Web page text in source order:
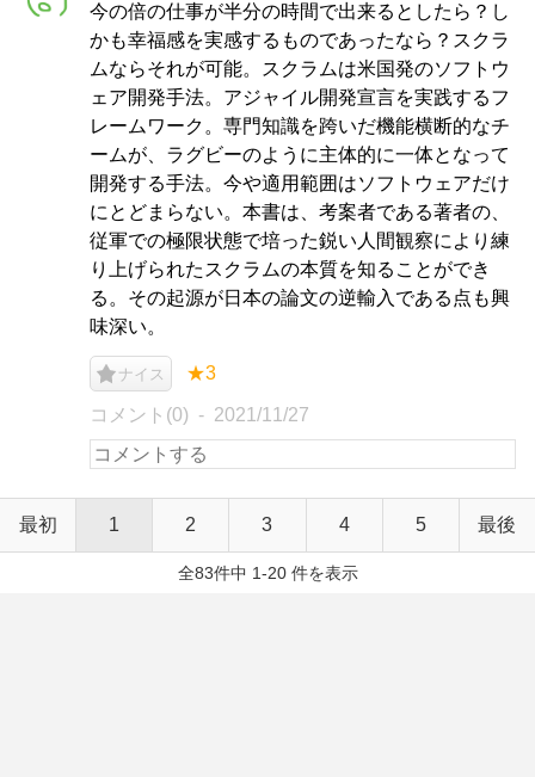
今の倍の仕事が半分の時間で出来るとしたら？し
かも幸福感を実感するものであったなら？スクラ
ムならそれが可能。スクラムは米国発のソフトウ
ェア開発手法。アジャイル開発宣言を実践するフ
レームワーク。専門知識を跨いだ機能横断的なチ
ームが、ラグビーのように主体的に一体となって
開発する手法。今や適用範囲はソフトウェアだけ
にとどまらない。本書は、考案者である著者の、
従軍での極限状態で培った鋭い人間観察により練
り上げられたスクラムの本質を知ることができ
る。その起源が日本の論文の逆輸入である点も興
味深い。
ナイス ★3
コメント(0) 2021/11/27
最初 1 2 3 4 5 最後
全83件中 1-20 件を表示